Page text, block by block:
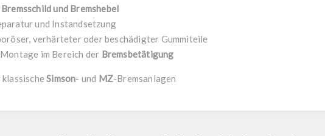
und Bremshebel
und Instandsetzung
verhärteter oder beschädigter Gummiteile
im Bereich der Bremsbetätigung
klassischeSimson- und MZ-Bremsanlagen